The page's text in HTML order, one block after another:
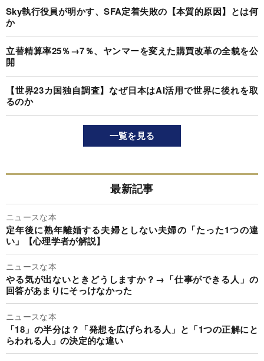
Sky執行役員が明かす、SFA定着失敗の【本質的原因】とは何
か
立替精算率25％→7％、ヤンマーを変えた購買改革の全貌を公
開
【世界23カ国独自調査】なぜ日本はAI活用で世界に後れを取
るのか
一覧を見る
最新記事
ニュースな本
定年後に熟年離婚する夫婦としない夫婦の「たった1つの違
い」【心理学者が解説】
ニュースな本
やる気が出ないときどうしますか？→「仕事ができる人」の
回答があまりにそっけなかった
ニュースな本
「18」の半分は？「発想を広げられる人」と「1つの正解にと
らわれる人」の決定的な違い